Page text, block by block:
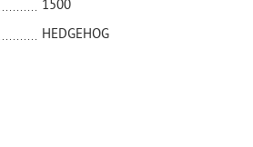
1500
HEDGEHOG